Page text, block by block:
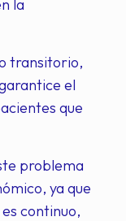
la
transitorio,
el
que
problema
ya que
continuo,